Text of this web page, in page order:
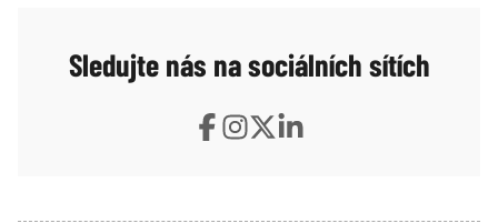
Sledujte nás na sociálních sítích